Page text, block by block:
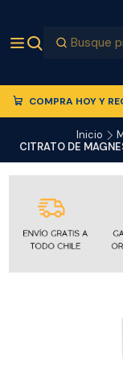
COMPRA HOY Y
Inicio
CITRATO DE